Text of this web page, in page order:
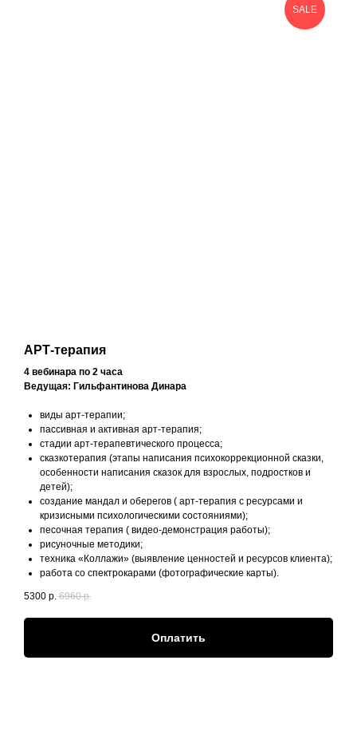
SALE
АРТ-терапия
4 вебинара по 2 часа
Ведущая: Гильфантинова Динара
виды арт-терапии;
пассивная и активная арт-терапия;
стадии арт-терапевтического процесса;
сказкотерапия (этапы написания психокоррекционной сказки,
особенности написания сказок для взрослых, подростков и
детей);
создание мандал и оберегов ( арт-терапия с ресурсами и
кризисными психологическими состояниями);
песочная терапия ( видео-демонстрация работы);
рисуночные методики;
техника «Коллажи» (выявление ценностей и ресурсов клиента);
работа со спектрокарами (фотографические карты).
5300 р. 6960 р.
Оплатить